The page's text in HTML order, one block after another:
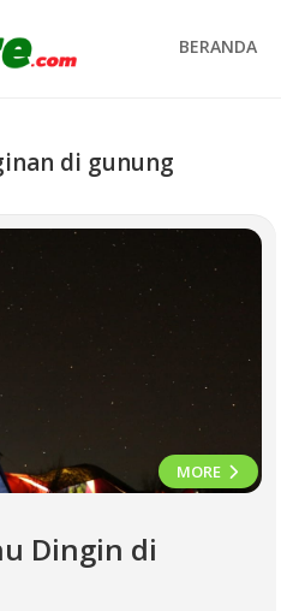
BERANDA
di gunung
MORE
Dingin di